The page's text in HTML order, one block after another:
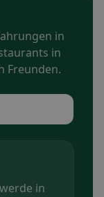
in
in
Freunden.
in